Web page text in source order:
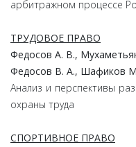
арбитражном процессе
ТРУДОВОЕ ПРАВО
Федосов А. В.,
Федосов В. А., Шафиков
Анализ и перспективы
охраны труда
СПОРТИВНОЕ ПРАВО